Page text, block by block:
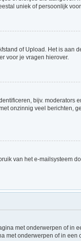
uniek of persoonlijk
of Upload. Het is aan
voor je vragen hierover.
bijv. moderators
onzinnig veel berichten,
van het e-mailsysteem
met onderwerpen of in
met onderwerpen of in een